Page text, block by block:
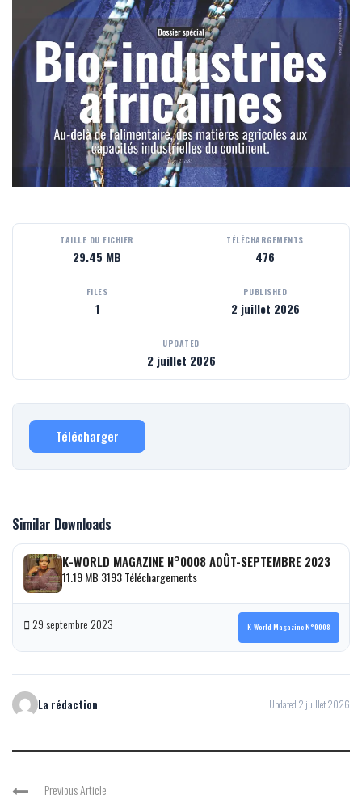
TAILLE DU FICHIER
29.45 MB
TÉLÉCHARGEMENTS
476
FILES
1
PUBLISHED
2 juillet 2026
UPDATED
2 juillet 2026
Télécharger
Similar Downloads
K-WORLD MAGAZINE N°0008 AOÛT-SEPTEMBRE 2023
11.19 MB 3193 Téléchargements
29 septembre 2023 K-World Magazine N°0008
La rédaction Updated 2 juillet 2026
Previous Article